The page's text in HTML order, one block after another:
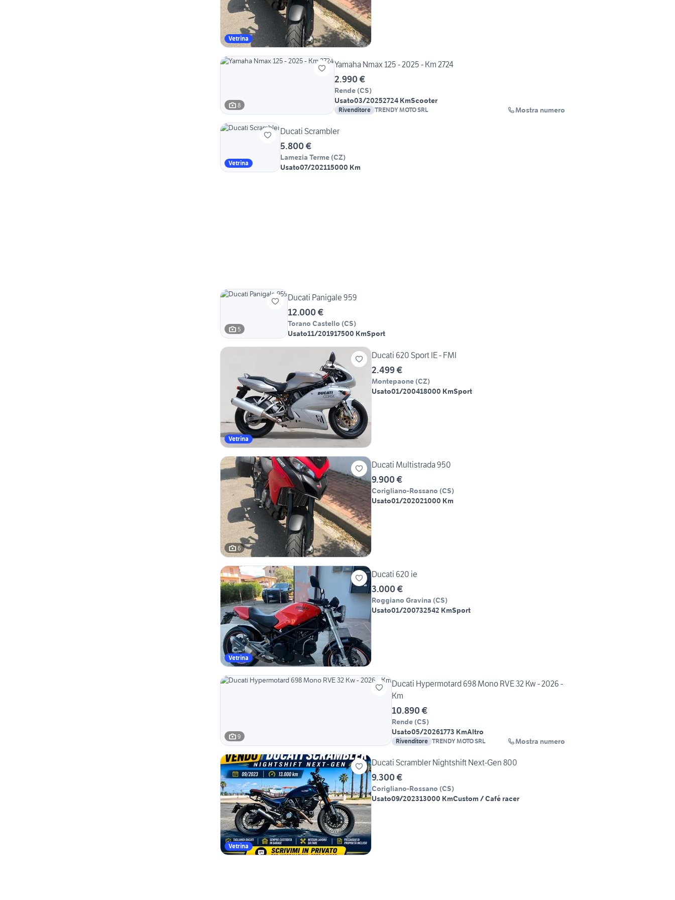
Vetrina
8
Yamaha Nmax 125 - 2025 - Km 2724
2.990 €
Rende (CS)
Usato03/20252724 KmScooter
Rivenditore TRENDY MOTO SRL Mostra numero
Vetrina
Ducati Scrambler
5.800 €
Lamezia Terme (CZ)
Usato07/202115000 Km
5
Ducati Panigale 959
12.000 €
Torano Castello (CS)
Usato11/201917500 KmSport
Vetrina
Ducati 620 Sport IE - FMI
2.499 €
Montepaone (CZ)
Usato01/200418000 KmSport
6
Ducati Multistrada 950
9.900 €
Corigliano-Rossano (CS)
Usato01/202021000 Km
Vetrina
Ducati 620 ie
3.000 €
Roggiano Gravina (CS)
Usato01/200732542 KmSport
9
Ducati Hypermotard 698 Mono RVE 32 Kw - 2026 -
Km
10.890 €
Rende (CS)
Usato05/20261773 KmAltro
Rivenditore TRENDY MOTO SRL Mostra numero
Vetrina
Ducati Scrambler Nightshift Next-Gen 800
9.300 €
Corigliano-Rossano (CS)
Usato09/202313000 KmCustom / Café racer